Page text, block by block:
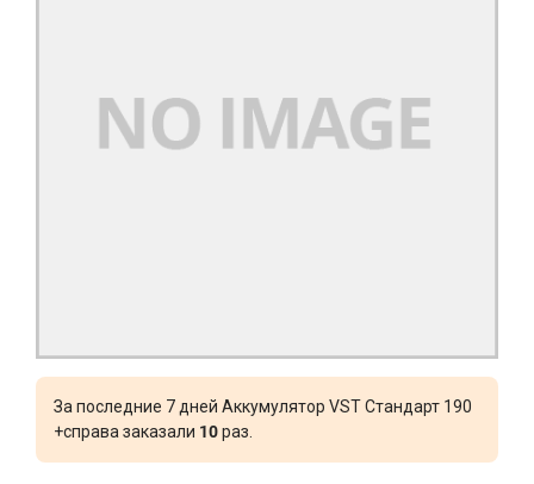
За последние 7 дней Аккумулятор VST Стандарт 190
+справа заказали 10раз.